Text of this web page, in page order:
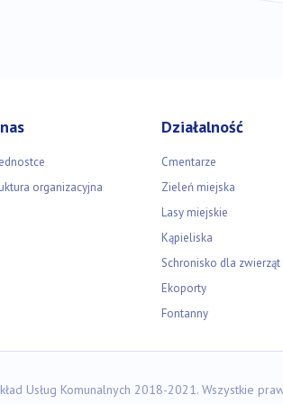
organizacyjna
Działalność
Cmentarze
Zieleń miejska
Lasy miejskie
Kąpieliska
Schronisko dla zwierząt
Ekoporty
Fontanny
Usług Komunalnych 2018-2021. Wszystkie